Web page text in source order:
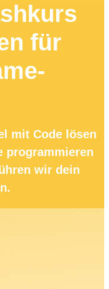
für
mit Code lösen
programmieren
wir dein